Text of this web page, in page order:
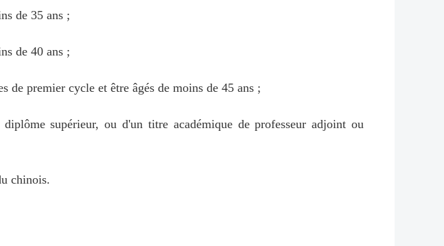
de 35 ans ;
de 40 ans ;
de premier cycle et être âgés de moins de 45 ans ;
supérieur, ou d'un titre académique de professeur adjoint ou
chinois.